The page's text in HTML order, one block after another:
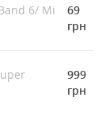
6/ Mi
69
грн
999
грн